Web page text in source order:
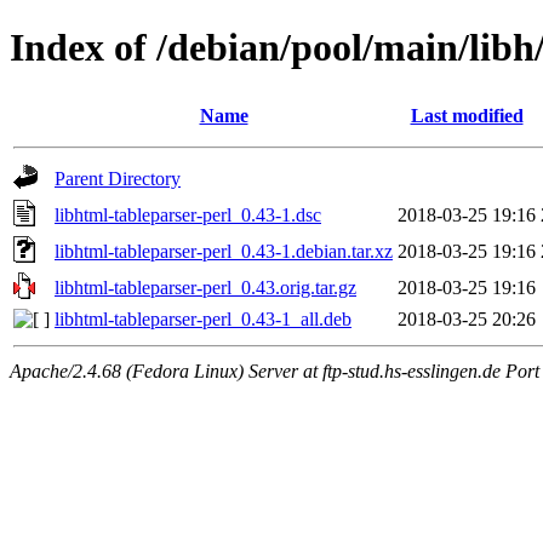
Index of /debian/pool/main/
Name Last modified
Parent Directory
libhtml-tableparser-perl_0.43-1.dsc
2018-03-25 19:16
libhtml-tableparser-perl_0.43-1.debian.tar.xz 2018-03-25 19:16
libhtml-tableparser-perl_0.43.orig.tar.gz
2018-03-25 19:16
libhtml-tableparser-perl_0.43-1_all.deb
2018-03-25 20:26
Apache/2.4.68 (Fedora Linux) Server at ftp-stud.hs-esslingen.de